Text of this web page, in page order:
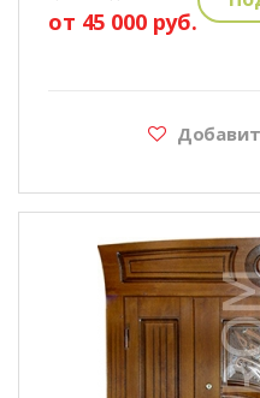
от 45 000 руб.